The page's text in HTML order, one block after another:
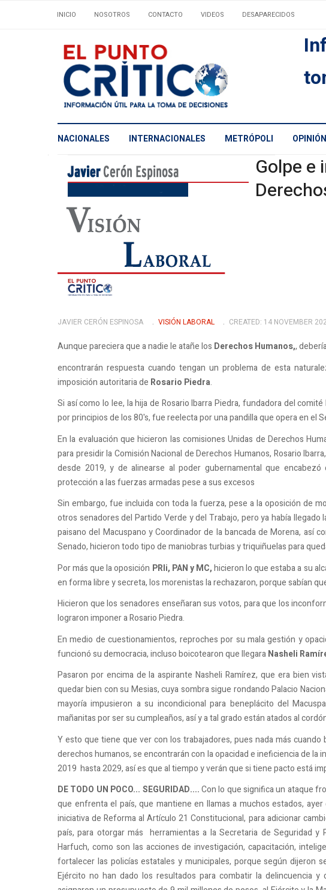
INICIO NOSOTROS CONTACTO VIDEOS DESAPARECIDOS
NACIONALES INTERNACIONALES METRÓPOLI OPINIÓN
Golpe e
JAVIER CERÓN ESPINOSA VISIÓN LABORAL CREATED: 14 NOVEMBER
Aunque pareciera que a nadie le atañe los Derechos Humanos,,
encontrarán respuesta cuando tengan un problema de esta
imposición autoritaria de Rosario Piedra.
Si así como lo lee, la hija de Rosario Ibarra Piedra, fundadora del
por principios de los 80's, fue reelecta por una pandilla que opera en el
En la evaluación que hicieron las comisiones Unidas de Derechos
para presidir la Comisión Nacional de Derechos Humanos, Rosario
desde 2019, y de alinearse al poder gubernamental que encabezó
protección a las fuerzas armadas pese a sus excesos
Sin embargo, fue incluida con toda la fuerza, pese a la oposición de
otros senadores del Partido Verde y del Trabajo, pero ya había
paisano del Macuspano y Coordinador de la bancada de Morena, así
Senado, hicieron todo tipo de maniobras turbias y triquiñuelas para
Por más que la oposición PRIi, PAN y MC,hicieron lo que estaba a su
en forma libre y secreta, los morenistas la rechazaron, porque sabían
Hicieron que los senadores enseñaran sus votos, para que los
lograron imponer a Rosario Piedra.
En medio de cuestionamientos, reproches por su mala gestión y
funcionó su democracia, incluso boicotearon que llegaraNasheli
Pasaron por encima de la aspirante Nasheli Ramírez, que era bien
quedar bien con su Mesias, cuya sombra sigue rondando Palacio
mayoría impusieron a su incondicional para beneplácito del
mañanitas por ser su cumpleaños, así y a tal grado están atados al
Y esto que tiene que ver con los trabajadores, pues nada más
derechos humanos, se encontrarán con la opacidad e ineficiencia de la
2019 hasta 2029, así es que al tiempo y verán que si tiene pacto está
DE TODO UN POCO... SEGURIDAD....Con lo que significa un ataque
que enfrenta el país, que mantiene en llamas a muchos estados,
iniciativa de Reforma al Artículo 21 Constitucional, para adicionar
país, para otorgar más herramientas a la Secretaria de Seguridad y
Harfuch, como son las acciones de investigación, capacitación,
fortalecer las policías estatales y municipales, porque según dijeron
Ejército no han dado los resultados para combatir la delincuencia